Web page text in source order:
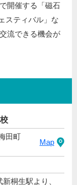
開催する「磁石
スティバル」な
流できる機会が
田町
Map
桐生駅より、